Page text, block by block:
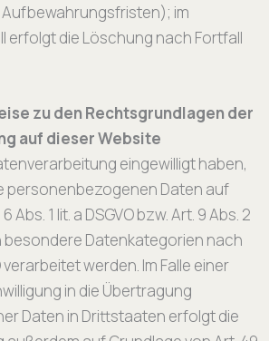
im
erfolgt die Löschung nach Fortfall
zu den Rechtsgrundlagen der
auf dieser Website
eingewilligt haben,
personenbezogenen Daten auf
Abs. 1 lit. a DSGVO bzw. Art. 9 Abs. 2
besondere Datenkategorien nach
verarbeitet werden. Im Falle einer
in die Übertragung
Daten in Drittstaaten erfolgt die